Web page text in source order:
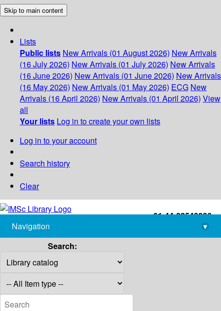
Skip to main content
Lists
Public lists New Arrivals (01 August 2026) New Arrivals
(16 July 2026) New Arrivals (01 July 2026) New Arrivals
(16 June 2026) New Arrivals (01 June 2026) New Arrivals
(16 May 2026) New Arrivals (01 May 2026) ECG New
Arrivals (16 April 2026) New Arrivals (01 April 2026) View
all
Your lists Log in to create your own lists
Log in to your account
Search history
Clear
+91-44-22543226
library@imsc.res.in
Navigation
▾
Search: